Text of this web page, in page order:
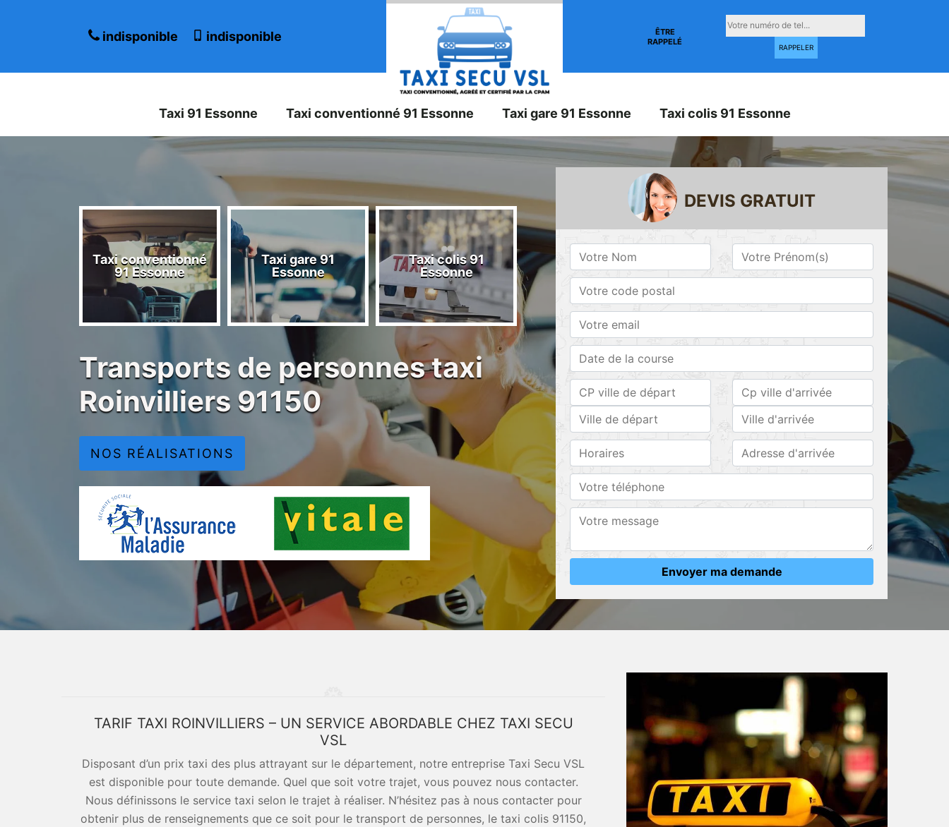
indisponible indisponible
ÊTRE
RAPPELÉ
Taxi 91 Essonne Taxi conventionné 91 Essonne Taxi gare 91 Essonne Taxi colis 91 Essonne
Taxi conventionné
91 Essonne
Taxi gare 91
Essonne
Taxi colis 91
Essonne
Taxi 91 Essonne
Taxi conventionné
91 Essonne
Essonne
Transports de personnes taxi
Roinvilliers 91150
NOS RÉALISATIONS
DEVIS GRATUIT
TARIF TAXI ROINVILLIERS – UN SERVICE ABORDABLE CHEZ TAXI SECU
VSL
Disposant d’un prix taxi des plus attrayant sur le département, notre entreprise Taxi Secu VSL
est disponible pour toute demande. Quel que soit votre trajet, vous pouvez nous contacter.
Nous définissons le service taxi selon le trajet à réaliser. N’hésitez pas à nous contacter pour
obtenir plus de renseignements que ce soit pour le transport de personnes, le taxi colis 91150,